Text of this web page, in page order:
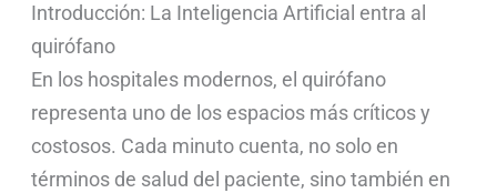
Introducción: La Inteligencia Artificial entra al
quirófano
En los hospitales modernos, el quirófano
representa uno de los espacios más críticos y
costosos. Cada minuto cuenta, no solo en
términos de salud del paciente, sino también en